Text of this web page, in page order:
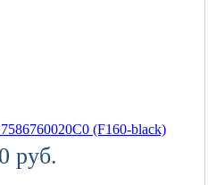
(F160-black)
руб.